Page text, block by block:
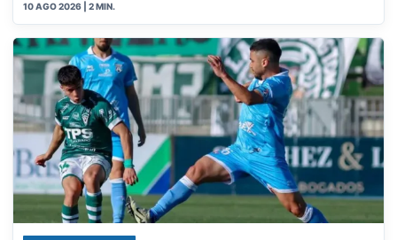
10 AGO 2026 | 2 MIN.